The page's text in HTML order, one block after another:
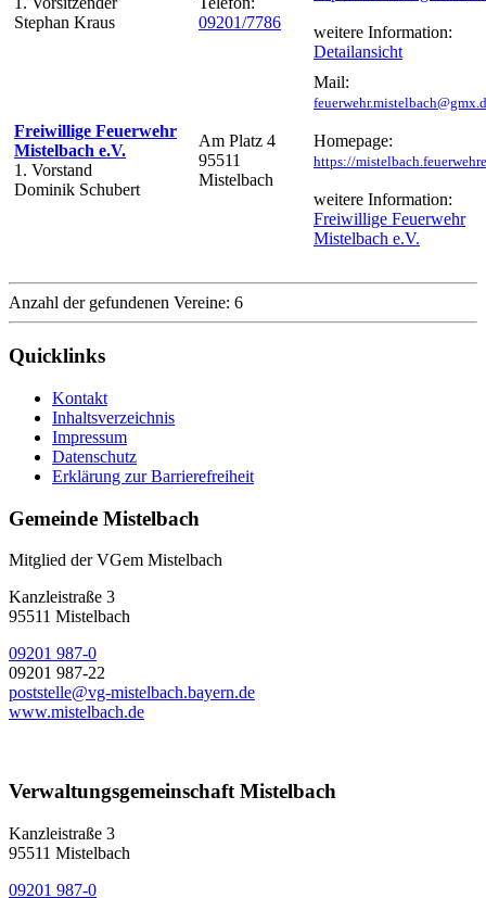
Stephan Kraus
09201/7786
weitere Information:
Detailansicht
Freiwillige Feuerwehr
Mistelbach e.V.
1. Vorstand
Dominik Schubert
Am Platz 4
95511
Mistelbach
Mail:
Homepage:
https://
weitere Information:
Freiwillige Feuerwehr
Mistelbach e.V.
Anzahl der gefundenen Vereine: 6
Quicklinks
Kontakt
Inhaltsverzeichnis
Impressum
Datenschutz
Erklärung zur Barrierefreiheit
Gemeinde Mistelbach
Mitglied der VGem Mistelbach
Kanzleistraße 3
95511 Mistelbach
09201 987-0
09201 987-22
poststelle@vg-mistelbach.bayern.de
www.mistelbach.de
Verwaltungsgemeinschaft Mistelbach
Kanzleistraße 3
95511 Mistelbach
09201 987-0